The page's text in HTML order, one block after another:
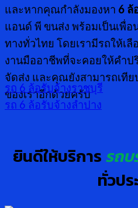
และหากคุณกำลังมองหา 6 ล้
แอนด์ พี ขนส่ง พร้อมเป็นเพื่
ทางทั่วไทย โดยเรามีรถให้เ
งานมืออาชีพที่จะคอยให้คำ
จัดส่ง และคุณยังสามารถเที
ของเราอีกด้วยครับ
รถ 6 ล้อรับจ้างราชบุรี
รถ 6 ล้อรับจ้างลำปาง
ยินดีให้บริการรถ
ทั่วปร